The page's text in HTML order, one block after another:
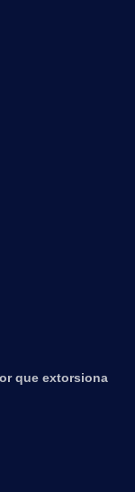
que extorsiona